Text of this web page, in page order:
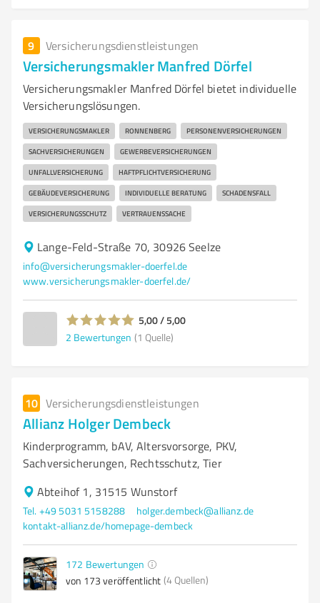
9 Versicherungsdienstleistungen
Versicherungsmakler Manfred Dörfel
Versicherungsmakler Manfred Dörfel bietet individuelle
Versicherungslösungen.
VERSICHERUNGSMAKLER RONNENBERG PERSONENVERSICHERUNGEN
SACHVERSICHERUNGEN GEWERBEVERSICHERUNGEN
UNFALLVERSICHERUNG HAFTPFLICHTVERSICHERUNG
GEBÄUDEVERSICHERUNG INDIVIDUELLE BERATUNG SCHADENSFALL
VERSICHERUNGSSCHUTZ VERTRAUENSSACHE
Lange-Feld-Straße 70, 30926 Seelze
info@versicherungsmakler-doerfel.de
www.versicherungsmakler-doerfel.de/
5,00 / 5,00
2 Bewertungen (1 Quelle)
10 Versicherungsdienstleistungen
Allianz Holger Dembeck
Kinderprogramm, bAV, Altersvorsorge, PKV,
Sachversicherungen, Rechtsschutz, Tier
Abteihof 1, 31515 Wunstorf
Tel. +49 5031 5158288
holger.dembeck@allianz.de
kontakt-allianz.de/homepage-dembeck
172 Bewertungen
von 173 veröffentlicht (4 Quellen)